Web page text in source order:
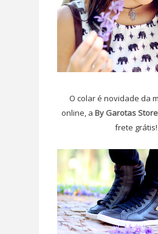
O colar é novidade da
online, a By Garotas Store
frete grátis!